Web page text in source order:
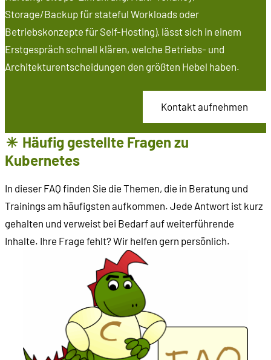
Storage/Backup für stateful Workloads oder
Betriebskonzepte für Self-Hosting), lässt sich in einem
Erstgespräch schnell klären, welche Betriebs- und
Architekturentscheidungen den größten Hebel haben.
Kontakt aufnehmen
Häufig gestellte Fragen zu
Kubernetes
In dieser FAQ finden Sie die Themen, die in Beratung und
Trainings am häufigsten aufkommen. Jede Antwort ist kurz
gehalten und verweist bei Bedarf auf weiterführende
Inhalte. Ihre Frage fehlt? Wir helfen gern persönlich.